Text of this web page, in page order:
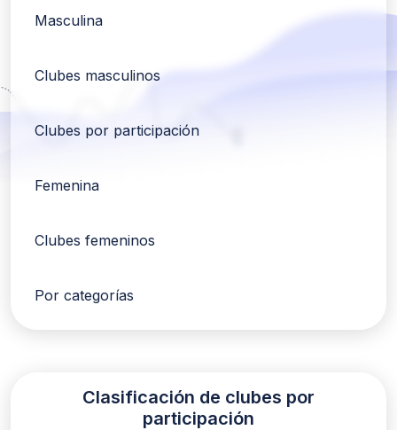
Masculina
Clubes masculinos
Clubes por participación
Femenina
Clubes femeninos
Por categorías
Clasificación de clubes por
participación